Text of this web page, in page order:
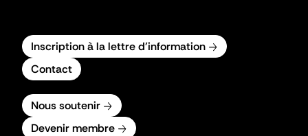
Inscription à la lettre d'information
Contact
Nous soutenir
Devenir membre